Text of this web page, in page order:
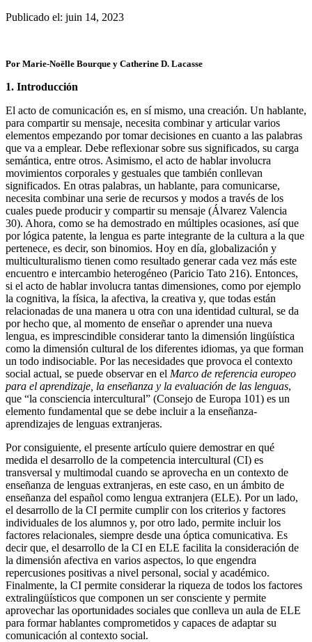
Publicado el: juin 14, 2023
Por Marie-Noëlle Bourque y Catherine D. Lacasse
1. Introducción
El acto de comunicación es, en sí mismo, una creación. Un hablante,
para compartir su mensaje, necesita combinar y articular varios
elementos empezando por tomar decisiones en cuanto a las palabras
que va a emplear. Debe reflexionar sobre sus significados, su carga
semántica, entre otros. Asimismo, el acto de hablar involucra
movimientos corporales y gestuales que también conllevan
significados. En otras palabras, un hablante, para comunicarse,
necesita combinar una serie de recursos y modos a través de los
cuales puede producir y compartir su mensaje (Álvarez Valencia
30). Ahora, como se ha demostrado en múltiples ocasiones, así que
por lógica patente, la lengua es parte integrante de la cultura a la que
pertenece, es decir, son binomios. Hoy en día, globalización y
multiculturalismo tienen como resultado generar cada vez más este
encuentro e intercambio heterogéneo (Paricio Tato 216). Entonces,
si el acto de hablar involucra tantas dimensiones, como por ejemplo
la cognitiva, la física, la afectiva, la creativa y, que todas están
relacionadas de una manera u otra con una identidad cultural, se da
por hecho que, al momento de enseñar o aprender una nueva
lengua, es imprescindible considerar tanto la dimensión lingüística
como la dimensión cultural de los diferentes idiomas, ya que forman
un todo indisociable. Por las necesidades que provoca el contexto
social actual, se puede observar en el Marco de referencia europeo
para el aprendizaje, la enseñanza y la evaluación de las lenguas,
que “la consciencia intercultural” (Consejo de Europa 101) es un
elemento fundamental que se debe incluir a la enseñanza-
aprendizajes de lenguas extranjeras.
Por consiguiente, el presente artículo quiere demostrar en qué
medida el desarrollo de la competencia intercultural (CI) es
transversal y multimodal cuando se aprovecha en un contexto de
enseñanza de lenguas extranjeras, en este caso, en un ámbito de
enseñanza del español como lengua extranjera (ELE). Por un lado,
el desarrollo de la CI permite cumplir con los criterios y factores
individuales de los alumnos y, por otro lado, permite incluir los
factores relacionales, siempre desde una óptica comunicativa. Es
decir que, el desarrollo de la CI en ELE facilita la consideración de
la dimensión afectiva en varios aspectos, lo que engendra
repercusiones positivas a nivel personal, social y académico.
Finalmente, la CI permite considerar la riqueza de todos los factores
extralingüísticos que componen un ser consciente y permite
aprovechar las oportunidades sociales que conlleva un aula de ELE
para formar hablantes comprometidos y capaces de adaptar su
comunicación al contexto social.